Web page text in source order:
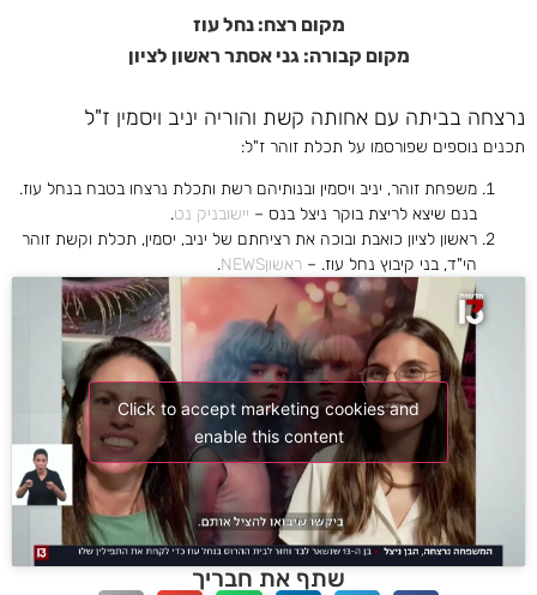
מקום רצח: נחל עוז
מקום קבורה: גני אסתר ראשון לציון
נרצחה בביתה עם אחותה קשת והוריה יניב ויסמין ז"ל
תכנים נוספים שפורסמו על תכלת זוהר ז"ל:
משפחת זוהר, יניב ויסמין ובנותיהם רשת ותכלת נרצחו בטבח בנחל עוז.
בנם שיצא לריצת בוקר ניצל בנס – יישובניק נט.
ראשון לציון כואבת ובוכה את רציחתם של יניב, יסמין, תכלת וקשת זוהר
הי"ד, בני קיבוץ נחל עוז. – ראשוןNEWS .
Click to accept marketing cookies and
enable this content
שתף את חבריך